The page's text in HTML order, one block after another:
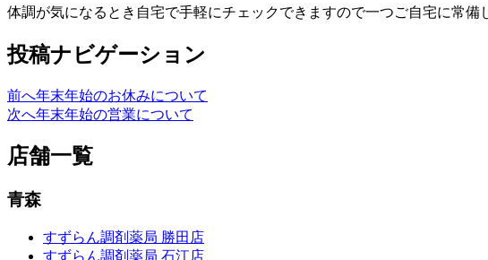
体調が気になるとき自宅で手軽にチェックできますので一つご自宅に常備
投稿ナビゲーション
前へ年末年始のお休みについて
次へ年末年始の営業について
店舗一覧
青森
すずらん調剤薬局 勝田店
すずらん調剤薬局 石江店